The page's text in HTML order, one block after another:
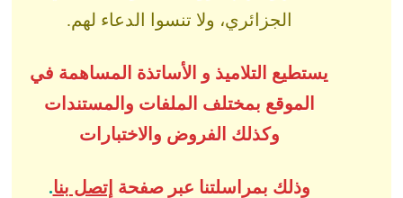
الجزائري، ولا تنسوا الدعاء لهم.
يستطيع التلاميذ و الأساتذة المساهمة في
الموقع بمختلف الملفات والمستندات
وكذلك الفروض والاختبارات
وذلك بمراسلتنا عبر صفحة إتصل بنا.